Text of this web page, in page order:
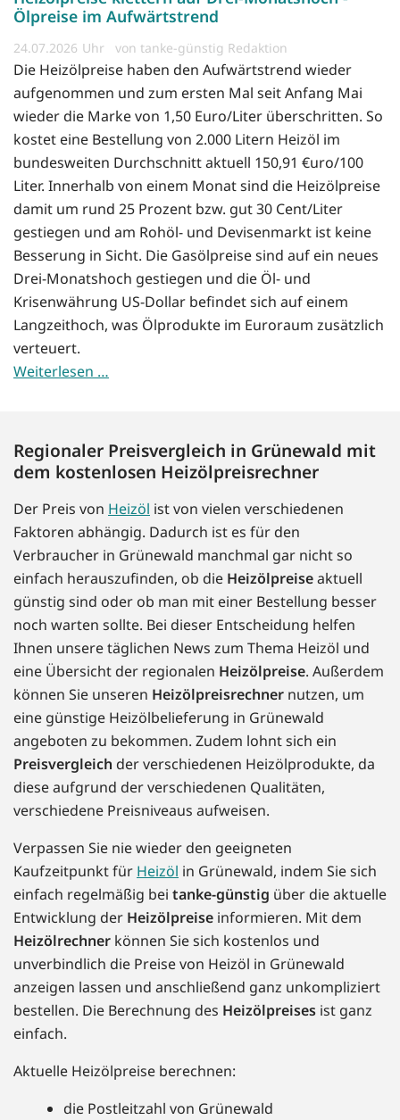
Ölpreise im Aufwärtstrend
24.07.2026 von tanke-günstig Redaktion
Die Heizölpreise haben den Aufwärtstrend wieder
aufgenommen und zum ersten Mal seit Anfang Mai
wieder die Marke von 1,50 Euro/Liter überschritten. So
kostet eine Bestellung von 2.000 Litern Heizöl im
bundesweiten Durchschnitt aktuell 150,91 €uro/100
Liter. Innerhalb von einem Monat sind die Heizölpreise
damit um rund 25 Prozent bzw. gut 30 Cent/Liter
gestiegen und am Rohöl- und Devisenmarkt ist keine
Besserung in Sicht. Die Gasölpreise sind auf ein neues
Drei-Monatshoch gestiegen und die Öl- und
Krisenwährung US-Dollar befindet sich auf einem
Langzeithoch, was Ölprodukte im Euroraum zusätzlich
verteuert.
Weiterlesen …
Regionaler Preisvergleich in Grünewald mit
dem kostenlosen Heizölpreisrechner
Der Preis von Heizöl ist von vielen verschiedenen
Faktoren abhängig. Dadurch ist es für den
Verbraucher in Grünewald manchmal gar nicht so
einfach herauszufinden, ob die Heizölpreiseaktuell
günstig sind oder ob man mit einer Bestellung besser
noch warten sollte. Bei dieser Entscheidung helfen
Ihnen unsere täglichen News zum Thema Heizöl und
eine Übersicht der regionalen Heizölpreise. Außerdem
können Sie unseren Heizölpreisrechner nutzen, um
eine günstige Heizölbelieferung in Grünewald
angeboten zu bekommen. Zudem lohnt sich ein
Preisvergleich der verschiedenen Heizölprodukte, da
diese aufgrund der verschiedenen Qualitäten,
verschiedene Preisniveaus aufweisen.
Verpassen Sie nie wieder den geeigneten
Kaufzeitpunkt für Heizöl in Grünewald, indem Sie sich
einfach regelmäßig bei tanke-günstig über die aktuelle
Entwicklung der Heizölpreise informieren. Mit dem
Heizölrechner können Sie sich kostenlos und
unverbindlich die Preise von Heizöl in Grünewald
anzeigen lassen und anschließend ganz unkompliziert
bestellen. Die Berechnung des Heizölpreises ist ganz
einfach.
Aktuelle Heizölpreise berechnen:
die Postleitzahl von Grünewald